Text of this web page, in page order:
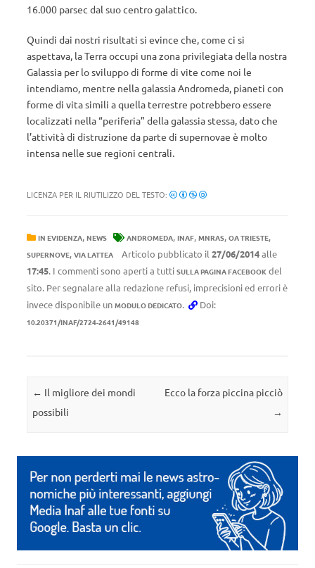
16.000 parsec dal suo centro galattico.
Quindi dai nostri risultati si evince che, come ci si
aspettava, la Terra occupi una zona privilegiata della nostra
Galassia per lo sviluppo di forme di vite come noi le
intendiamo, mentre nella galassia Andromeda, pianeti con
forme di vita simili a quella terrestre potrebbero essere
localizzati nella “periferia” della galassia stessa, dato che
l’attività di distruzione da parte di supernovae è molto
intensa nelle sue regioni centrali.
LICENZA PER IL RIUTILIZZO DEL TESTO:
IN EVIDENZA, NEWS ANDROMEDA, INAF, MNRAS, OA TRIESTE,
SUPERNOVE, VIA LATTEA Articolo pubblicato il 27/06/2014alle
17:45. I commenti sono aperti a tutti SULLA PAGINA FACEBOOK del
sito. Per segnalare alla redazione refusi, imprecisioni ed errori è
invece disponibile un MODULO DEDICATO. Doi:
10.20371/INAF/2724-2641/49148
Navigazione articolo
← Il migliore dei mondi
possibili
Ecco la forza piccina picciò
→